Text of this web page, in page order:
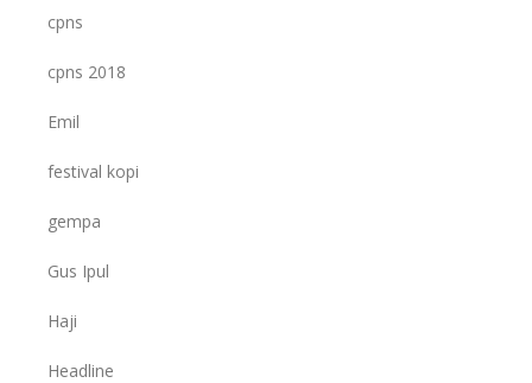
cpns
cpns 2018
Emil
festival kopi
gempa
Gus Ipul
Haji
Headline